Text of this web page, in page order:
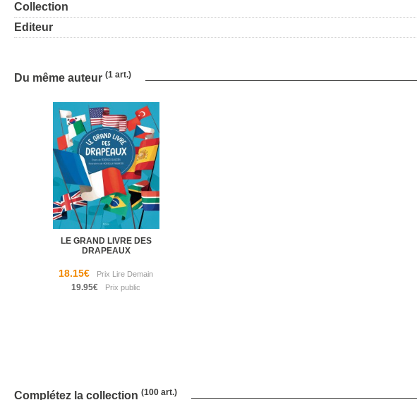
Collection
Editeur
Du même auteur (1 art.)
LE GRAND LIVRE DES
DRAPEAUX
18.15€
19.95€
Complétez la collection (100 art.)